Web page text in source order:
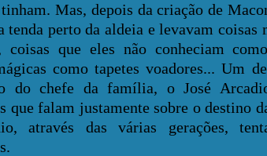
Mas, depois da criação de
tenda perto da aldeia e levavam coisas
que eles não conheciam
como tapetes voadores... Um
do chefe da família, o José
que falam justamente sobre o destino
através das várias gerações,